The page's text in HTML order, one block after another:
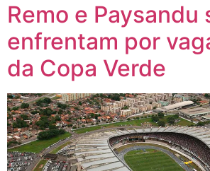
Remo e Paysandu
enfrentam por
da Copa Verde